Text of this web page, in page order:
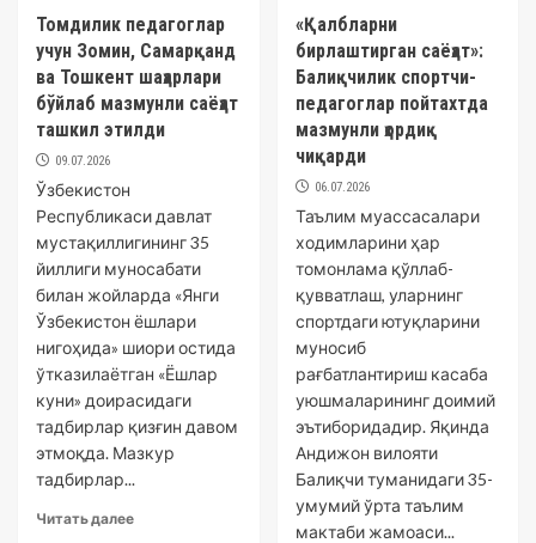
Томдилик педагоглар
учун Зомин, Самарқанд
ва Тошкент шаҳарлари
бўйлаб мазмунли саёҳат
ташкил этилди
09.07.2026
Ўзбекистон
Республикаси давлат
мустақиллигининг 35
йиллиги муносабати
билан жойларда «Янги
Ўзбекистон ёшлари
нигоҳида» шиори остида
ўтказилаётган «Ёшлар
куни» доирасидаги
тадбирлар қизғин давом
этмоқда. Мазкур
тадбирлар...
Читать далее
«Қалбларни
бирлаштирган саёҳат»:
Балиқчилик спортчи-
педагоглар пойтахтда
мазмунли ҳордиқ
чиқарди
06.07.2026
Таълим муассасалари
ходимларини ҳар
томонлама қўллаб-
қувватлаш, уларнинг
спортдаги ютуқларини
муносиб
рағбатлантириш касаба
уюшмаларининг доимий
эътиборидадир. Яқинда
Андижон вилояти
Балиқчи туманидаги 35-
умумий ўрта таълим
мактаби жамоаси...